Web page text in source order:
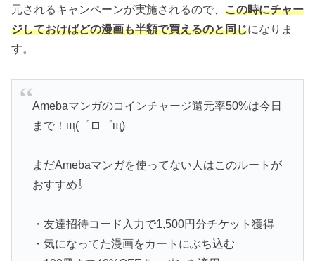
元されるキャンペーンが実施されるので、 この時にチャー
ジしておけばどの漫画も半額で買えるのと同じになりま
す。
Amebaマンガのコインチャージ還元率50%は今日
まで！щ⁠(⁠゜⁠ロ⁠゜⁠щ⁠)
まだAmebaマンガを使ってない人はこのルートが
おすすめ⇩
・友達招待コード入力で1,500円分チケット獲得
・気になってた漫画をカートにぶち込む